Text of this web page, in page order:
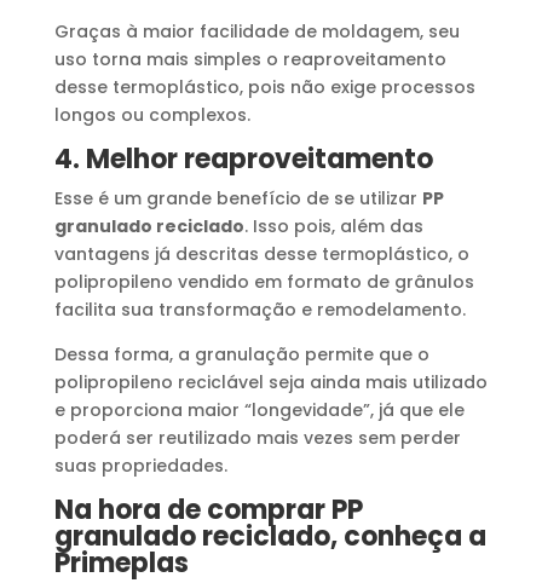
Graças à maior facilidade de moldagem, seu
uso torna mais simples o reaproveitamento
desse termoplástico, pois não exige processos
longos ou complexos.
4. Melhor reaproveitamento
Esse é um grande benefício de se utilizar PP
granulado reciclado. Isso pois, além das
vantagens já descritas desse termoplástico, o
polipropileno vendido em formato de grânulos
facilita sua transformação e remodelamento.
Dessa forma, a granulação permite que o
polipropileno reciclável seja ainda mais utilizado
e proporciona maior “longevidade”, já que ele
poderá ser reutilizado mais vezes sem perder
suas propriedades.
Na hora de comprar PP
granulado reciclado, conheça a
Primeplas